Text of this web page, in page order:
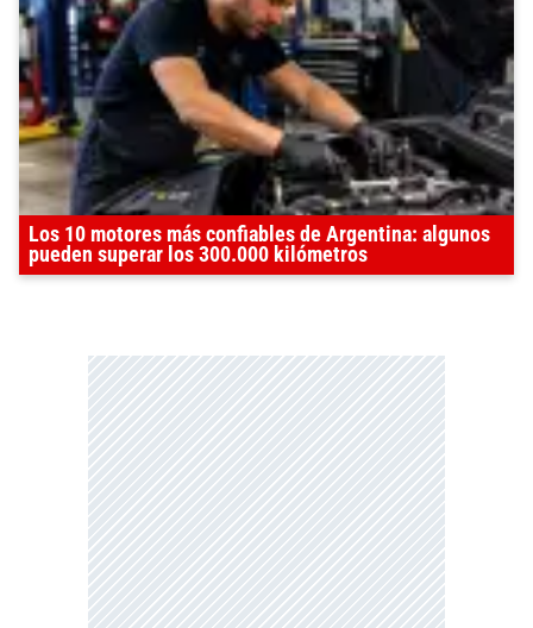
Los 10 motores más confiables de Argentina: algunos
pueden superar los 300.000 kilómetros